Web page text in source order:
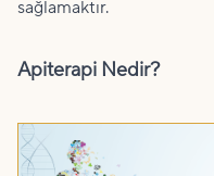
sağlamaktır.
Apiterapi Nedir?